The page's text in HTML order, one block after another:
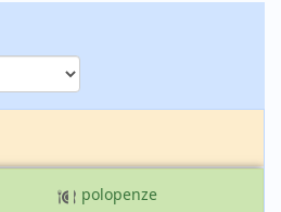
polopenze